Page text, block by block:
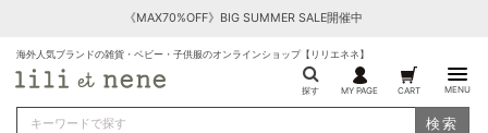
《MAX70%OFF》BIG SUMMER SALE開催中
海外人気ブランドの雑貨・ベビー・子供服のオンラインショップ【リリエネネ】
探す MY PAGE CART MENU
検索